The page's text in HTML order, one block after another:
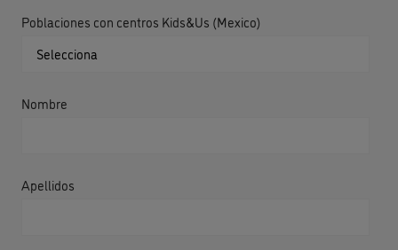
Poblaciones con centros Kids&Us (Mexico)
Nombre
Apellidos